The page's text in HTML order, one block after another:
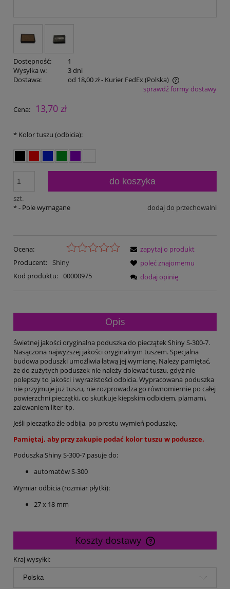
Dostępność:
1
Wysyłka w:
3 dni
Dostawa:
od 18,00 zł- Kurier FedEx(Polska)
Cena nie zawiera ewentualnych kosztów płatnościsprawdź formy dostawy
Cena: 13,70 zł
* Kolor tuszu (odbicia):
szt.
do koszyka
dodaj do przechowalni
*- Pole wymagane
Ocena:
Producent:
Shiny
Kod produktu: 00000975
zapytaj o produkt
poleć znajomemu
dodaj opinię
Opis
Świetnej jakości oryginalna poduszka do pieczątek Shiny S-300-7.
Nasączona najwyższej jakości oryginalnym tuszem. Specjalna
budowa poduszki umożliwia łatwą jej wymianę. Należy pamiętać,
że do zużytych poduszek nie należy dolewać tuszu, gdyż nie
polepszy to jakości i wyrazistości odbicia. Wypracowana poduszka
nie przyjmuje już tuszu, nie rozprowadza go równomiernie po całej
powierzchni pieczątki, co skutkuje kiepskim odbiciem, plamami,
zalewaniem liter itp.
Jeśli pieczątka źle odbija, po prostu wymień poduszkę.
Pamiętaj, aby przy zakupie podać kolor tuszu w poduszce.
Poduszka Shiny S-300-7 pasuje do:
automatów S-300
Wymiar odbicia (rozmiar płytki):
27 x 18 mm
Koszty dostawy
Cena nie zawiera ewentualnych kosztów płatności
Kraj wysyłki: